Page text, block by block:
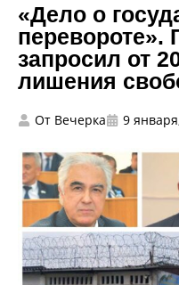
«Дело о
перевороте».
запросил от
лишения
От Вечерка 9